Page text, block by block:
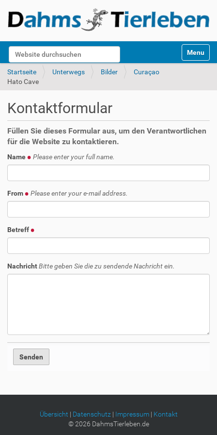
Website durchsuchen
k
Toggle
Startseite Unterwegs Bilder
Curaçao
Hato Cave
Kontaktformular
Füllen Sie dieses Formular aus, um den Verantwortlichen
für die Website zu kontaktieren.
Name Please enter your full name.
From Please enter your e-mail address.
Betreff
NachrichtBitte geben Sie die zu sendende Nachricht ein.
Übersicht | Datenschutz| Impressum| Kontakt
©2026 DahmsTierleben.de